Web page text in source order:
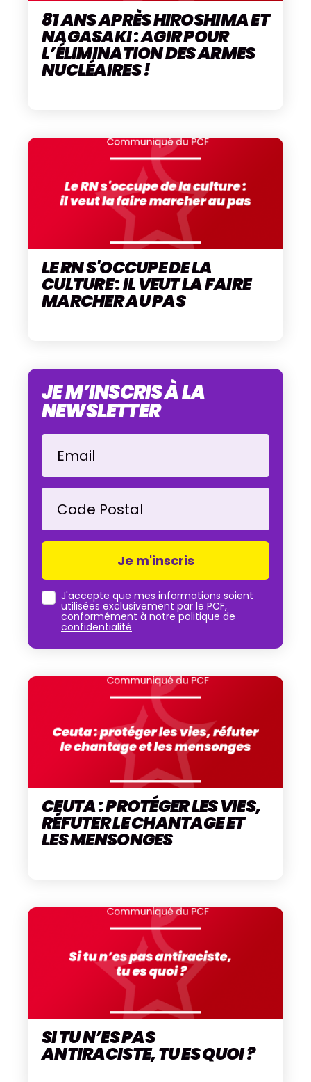
81 ANS APRÈS HIROSHIMA ET
NAGASAKI : AGIR POUR
L’ÉLIMINATION DES ARMES
NUCLÉAIRES !
LE RN S'OCCUPE DE LA
CULTURE : IL VEUT LA FAIRE
MARCHER AU PAS
JE M’INSCRIS À LA
NEWSLETTER
Email
Code Postal
J'accepte que mes informations soient
utilisées exclusivement par le PCF,
conformément à notrepolitique de
confidentialité
CEUTA : PROTÉGER LES VIES,
RÉFUTER LE CHANTAGE ET
LES MENSONGES
SI TU N’ES PAS
ANTIRACISTE, TU ES QUOI ?